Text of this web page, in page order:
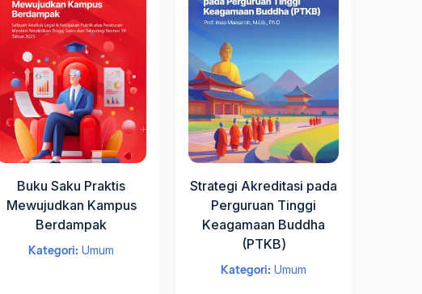
Buku Saku Praktis
Mewujudkan Kampus
Berdampak
Kategori: Umum
Strategi Akreditasi pada
Perguruan Tinggi
Keagamaan Buddha
(PTKВ)
Kategori: Umum